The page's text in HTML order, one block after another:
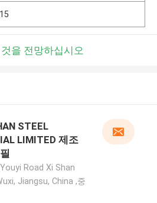
을 전망하십시오
STEEL
LIMITED 제조
Road Xi Shan
Jiangsu, China ,중